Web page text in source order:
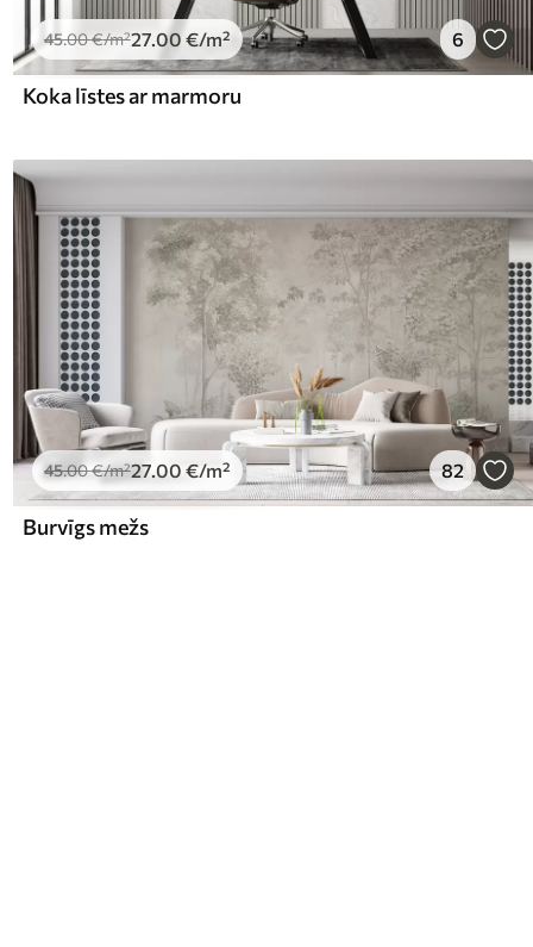
45.00€/m²27.00 €/m² 6
Koka līstes ar marmoru
45.00€/m²27.00 €/m² 82
Burvīgs mežs